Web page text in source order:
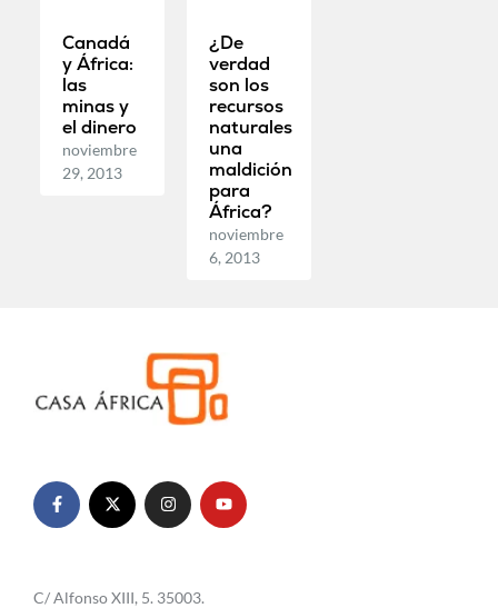
Canadá
y África:
las
minas y
el dinero
noviembre
29, 2013
¿De
verdad
son los
recursos
naturales
una
maldición
para
África?
noviembre
6, 2013
C/ Alfonso XIII, 5. 35003.